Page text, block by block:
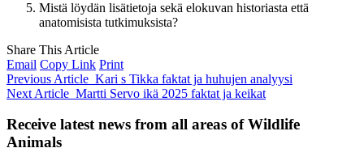
Mistä löydän lisätietoja sekä elokuvan historiasta että
anatomisista tutkimuksista?
Share This Article
Email Copy Link Print
Previous Article Kari s Tikka faktat ja huhujen analyysi
Next Article Martti Servo ikä 2025 faktat ja keikat
Receive latest news from all areas of Wildlife
Animals